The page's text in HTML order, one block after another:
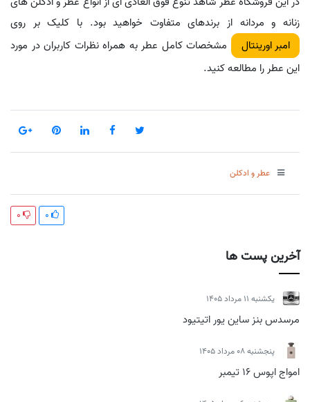
آخرین پست ها
يكشنبه 11 مرداد 1405
مرسدس بنز ساین یور اتیتیود
پنجشنبه 08 مرداد 1405
امواج اپوس 16 تیمبر
زنانه و مردانه از برندهای متفاوت خواهید بود. با کلیک بر روی
امبر اورینتال
مشخصات کامل عطر به همراه نظرات کاربران در مورد
این عطر را مطالعه کنید.
عطر و ادکلن